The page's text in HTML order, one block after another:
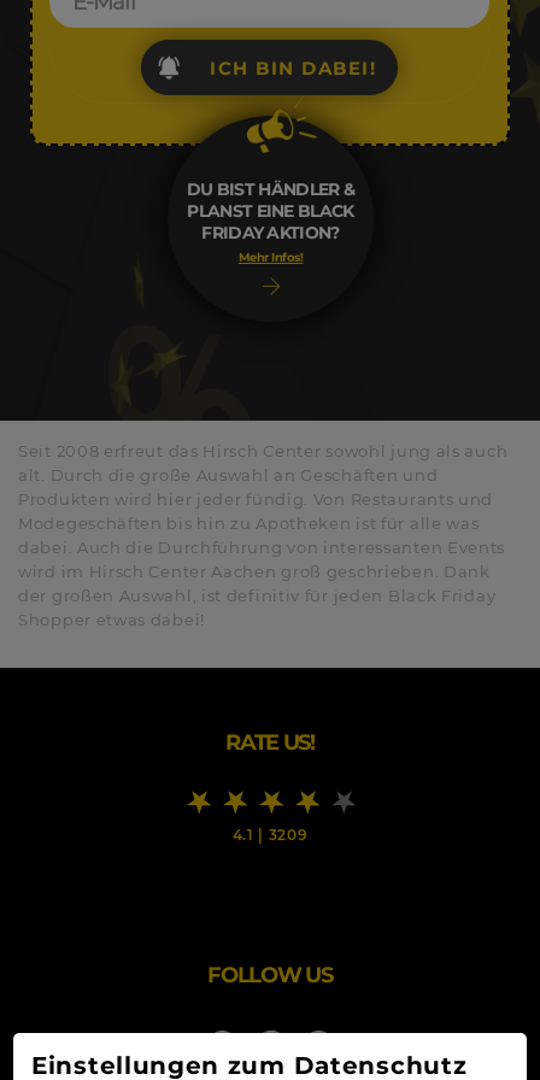
DU BIST HÄNDLER &
PLANST EINE BLACK
FRIDAY AKTION?
Mehr Infos!
ICH BIN DABEI!
Seit 2008 erfreut das Hirsch Center sowohl jung als auch
alt. Durch die große Auswahl an Geschäften und
Produkten wird hier jeder fündig. Von Restaurants und
Modegeschäften bis hin zu Apotheken ist für alle was
dabei. Auch die Durchführung von interessanten Events
wird im Hirsch Center Aachen groß geschrieben. Dank
der großen Auswahl, ist definitiv für jeden Black Friday
Shopper etwas dabei!
RATE US!
4.1 | 3209
FOLLOW US
Einstellungen zum Datenschutz